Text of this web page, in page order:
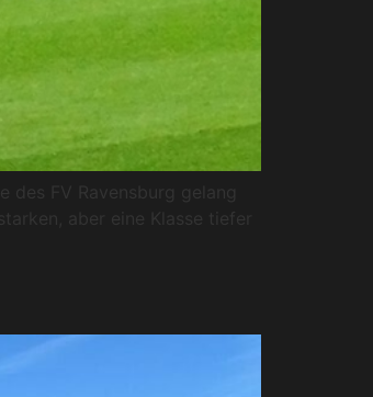
FV Ravensburg gelang
aber eine Klasse tiefer